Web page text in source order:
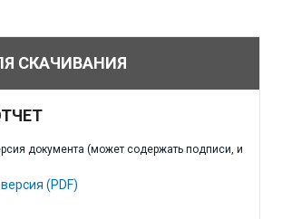
СКАЧИВАНИЯ
документа (может содержать подписи, и
(PDF)